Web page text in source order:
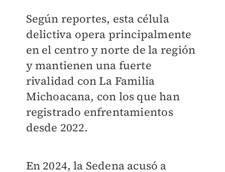
Según reportes, esta célula
delictiva opera principalmente
en el centro y norte de la región
y mantienen una fuerte
rivalidad con La Familia
Michoacana, con los que han
registrado enfrentamientos
desde 2022.
En 2024, la Sedena acusó a